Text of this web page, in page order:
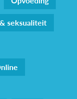
seksualiteit